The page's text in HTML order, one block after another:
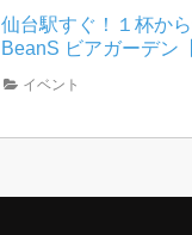
仙台駅すぐ！１杯か
BeanS ビアガーデン
イベント